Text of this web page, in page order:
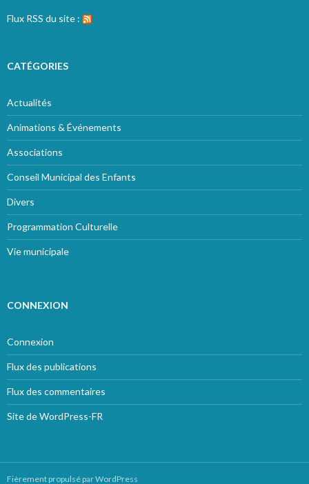
Flux RSS du site :
CATÉGORIES
Actualités
Animations & Événements
Associations
Conseil Municipal des Enfants
Divers
Programmation Culturelle
Vie municipale
CONNEXION
Connexion
Flux des publications
Flux des commentaires
Site de WordPress-FR
Fièrement propulsé par WordPress